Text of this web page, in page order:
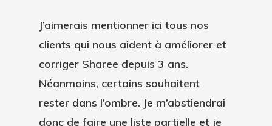
J’aimerais mentionner ici tous nos
clients qui nous aident à améliorer et
corriger Sharee depuis 3 ans.
Néanmoins, certains souhaitent
rester dans l’ombre. Je m’abstiendrai
donc de faire une liste partielle et je